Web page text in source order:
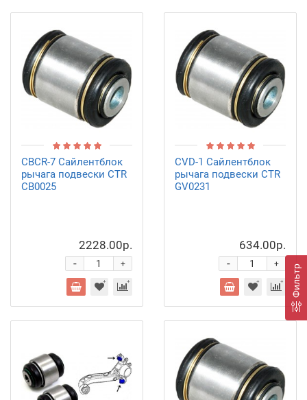
Фильтр
CBCR-7 Сайлентблок
рычага подвески CTR
CB0025
2228.00р.
+
-
CVD-1 Сайлентблок
рычага подвески CTR
GV0231
634.00р.
+
-